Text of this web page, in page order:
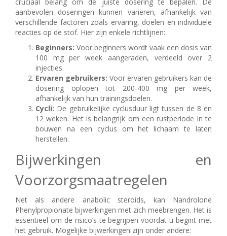
aanbevolen doseringen kunnen variëren, afhankelijk van
verschillende factoren zoals ervaring, doelen en individuele
reacties op de stof. Hier zijn enkele richtlijnen:
Beginners: Voor beginners wordt vaak een dosis van
100 mg per week aangeraden, verdeeld over 2
injecties.
Ervaren gebruikers: Voor ervaren gebruikers kan de
dosering oplopen tot 200-400 mg per week,
afhankelijk van hun trainingsdoelen.
Cycli: De gebruikelijke cyclusduur ligt tussen de 8 en
12 weken. Het is belangrijk om een rustperiode in te
bouwen na een cyclus om het lichaam te laten
herstellen.
Bijwerkingen en
Voorzorgsmaatregelen
Net als andere anabolic steroids, kan Nandrolone
Phenylpropionate bijwerkingen met zich meebrengen. Het is
essentieel om de risico’s te begrijpen voordat u begint met
het gebruik. Mogelijke bijwerkingen zijn onder andere: